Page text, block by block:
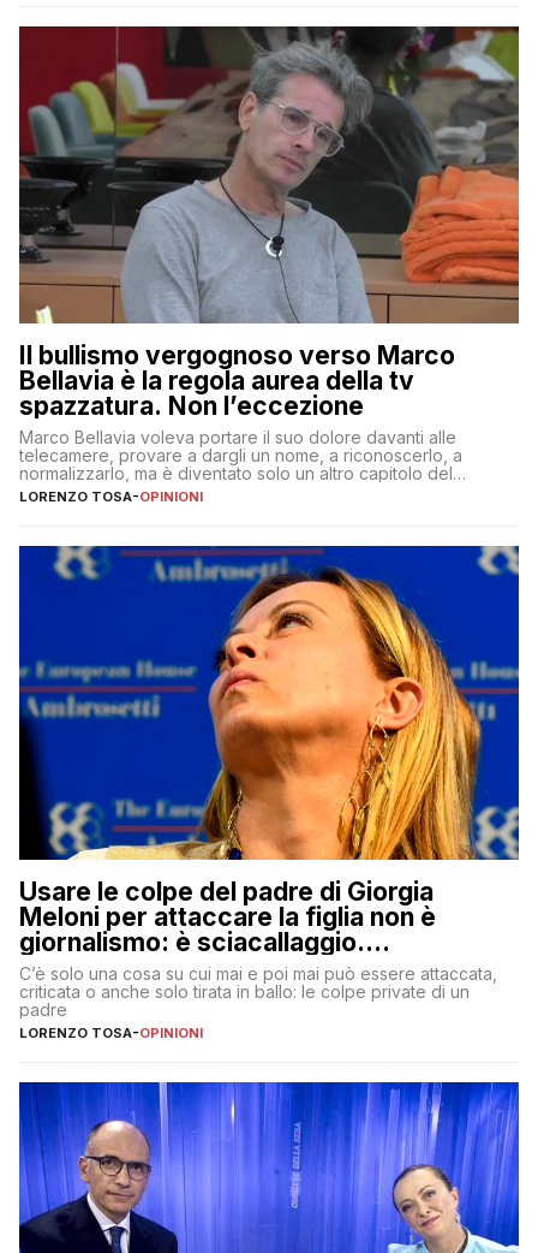
Il bullismo vergognoso verso Marco
Bellavia è la regola aurea della tv
spazzatura. Non l’eccezione
Marco Bellavia voleva portare il suo dolore davanti alle
telecamere, provare a dargli un nome, a riconoscerlo, a
normalizzarlo, ma è diventato solo un altro capitolo del
copione
LORENZO TOSA-OPINIONI
Usare le colpe del padre di Giorgia
Meloni per attaccare la figlia non è
giornalismo: è sciacallaggio.
Dimostriamo di essere diversi
C’è solo una cosa su cui mai e poi mai può essere attaccata,
criticata o anche solo tirata in ballo: le colpe private di un
padre
LORENZO TOSA-OPINIONI